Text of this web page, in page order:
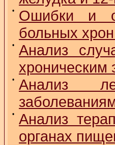
•
Ошибки и
больных
•
Анализ
хроническим
•
Анализ
•
Анализ
органах